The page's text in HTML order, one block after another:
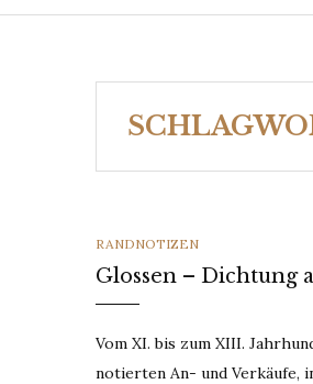
CATEGORIES
RANDNOTIZEN
Glossen – Dichtung
Vom XI. bis zum XIII.
notierten An- und Verkäufe,